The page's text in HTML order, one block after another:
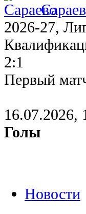
2026-27,
2:1
Первый
16.07.2026,
Голы
Новости